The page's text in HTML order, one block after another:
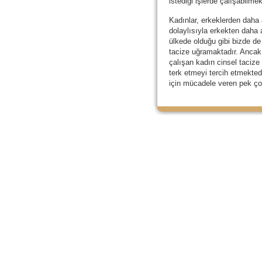
Kadınlar, erkeklerden
dolaylısıyla erkekten daha
ülkede olduğu gibi bizde de
tacize uğramaktadır.
çalışan kadın cinsel
terk etmeyi tercih
için mücadele veren pek